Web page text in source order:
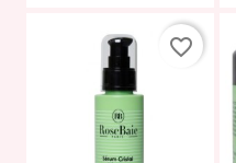
favorite_border